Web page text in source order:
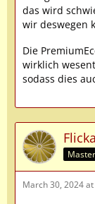
das wird
wir deswegen
Die
wirklich
sodass dies
Flicka
Master
March 30, 2024